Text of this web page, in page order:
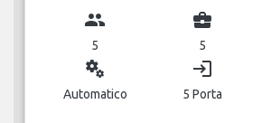
group
5
business_center
5
miscellaneous_services
Automatico
login
5 Porta